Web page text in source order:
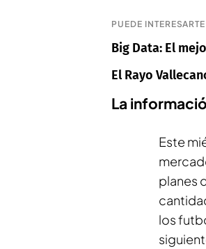
PUEDE INTERESARTE
Big Data: El
El Rayo
La
Este
planes
los